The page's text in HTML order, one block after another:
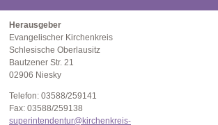
Herausgeber
Evangelischer Kirchenkreis
Schlesische Oberlausitz
Bautzener Str. 21
02906 Niesky
Telefon: 03588/259141
Fax: 03588/259138
superintendentur@kirchenkreis-